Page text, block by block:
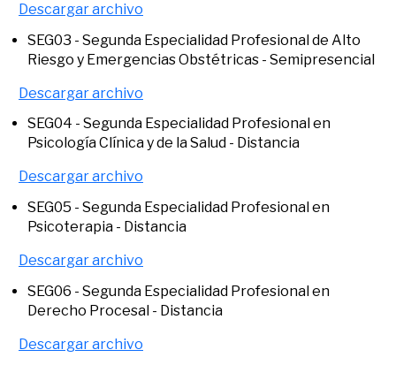
Descargar archivo
SEG03 - Segunda Especialidad Profesional de Alto
Riesgo y Emergencias​ Obstétricas - Semipresencial
Descargar archivo
SEG04 - Segunda Especialidad Profesional en
Psicología Clínica y de la Salud - Distancia
Descargar archivo
SEG05 - Segunda Especialidad Profesional en
Psicoterapia - Distancia
Descargar archivo
SEG06 - Segunda Especialidad Profesional en
Derecho Procesal - Distancia
Descargar archivo